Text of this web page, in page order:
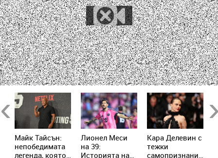
Майк Тайсън:
непобедимата
легенда, която
Лионел Меси
на 39:
Историята на
Кара Делевин с
тежки
самопризнания: